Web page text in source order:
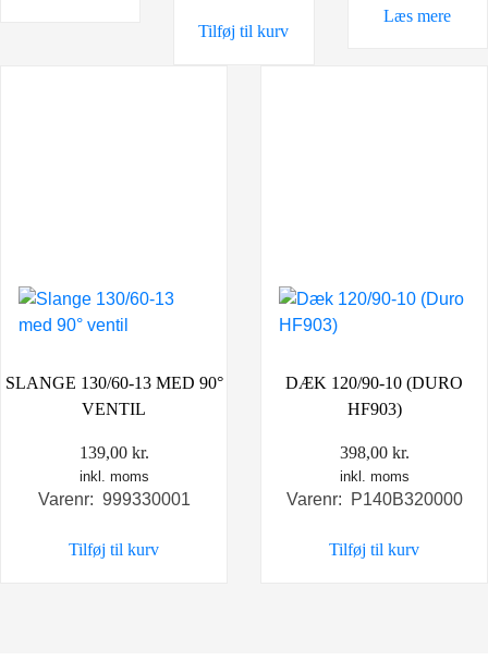
Tilføj til kurv
Læs mere
SLANGE 130/60-13 MED 90°
VENTIL
139,00 kr.
inkl. moms
Varenr: 999330001
Tilføj til kurv
DÆK 120/90-10 (DURO
HF903)
398,00 kr.
inkl. moms
Varenr: P140B320000
Tilføj til kurv